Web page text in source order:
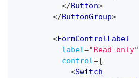
</Button>
</ButtonGroup>
<FormControlLabel
label="Read-only"
control={
<Switch